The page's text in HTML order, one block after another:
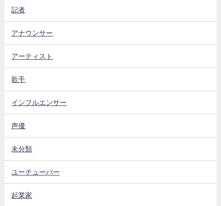
記者
アナウンサー
アーティスト
歌手
インフルエンサー
声優
未分類
ユーチューバー
起業家